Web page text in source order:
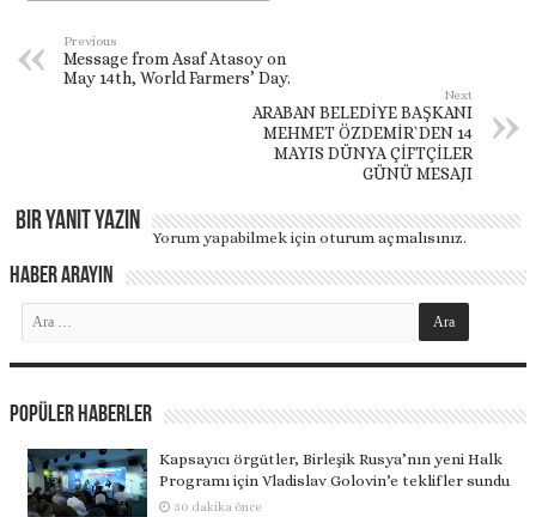
Previous
Message from Asaf Atasoy on
May 14th, World Farmers’ Day.
Next
ARABAN BELEDİYE BAŞKANI
MEHMET ÖZDEMİR`DEN 14
MAYIS DÜNYA ÇİFTÇİLER
GÜNÜ MESAJI
Bir yanıt yazın
Yorum yapabilmek içinoturum açmalısınız.
Haber Arayın
Popüler Haberler
Kapsayıcı örgütler, Birleşik Rusya’nın yeni Halk
Programı için Vladislav Golovin’e teklifler sundu
30 dakika önce